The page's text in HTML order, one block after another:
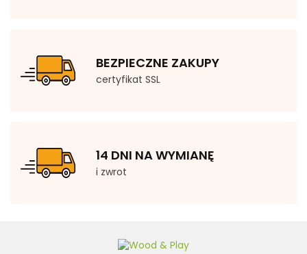
BEZPIECZNE ZAKUPY
certyfikat SSL
14 DNI NA WYMIANĘ
i zwrot